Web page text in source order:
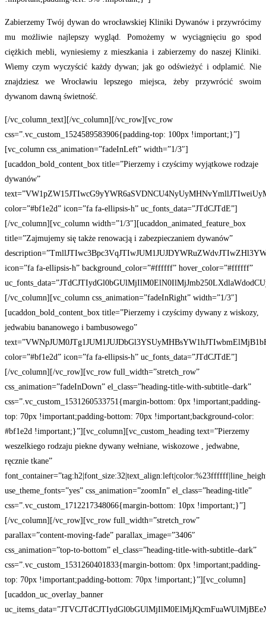
Zabierzemy Twój dywan do wrocławskiej Kliniki Dywanów i przywrócimy
mu możliwie najlepszy wygląd. Pomożemy w wyciągnięciu go spod
ciężkich mebli, wyniesiemy z mieszkania i zabierzemy do naszej Kliniki.
Wiemy czym wyczyścić każdy dywan; jak go odświeżyć i odplamić. Nie
znajdziesz we Wrocławiu lepszego miejsca, żeby przywrócić swoim
dywanom dawną świetność.
[/vc_column_text][/vc_column][/vc_row][vc_row
css=”.vc_custom_1524589583906{padding-top: 100px !important;}”]
[vc_column css_animation=”fadeInLeft” width=”1/3″]
[ucaddon_bold_content_box title=”Pierzemy i czyścimy wyjątkowe rodzaje
dywanów”
color=”#bf1e2d” icon=”fa fa-ellipsis-h” uc_fonts_data=”JTdCJTdE”]
[/vc_column][vc_column width=”1/3″][ucaddon_animated_feature_box
title=”Zajmujemy się także renowacją i zabezpieczaniem dywanów”
icon=”fa fa-ellipsis-h” background_color=”#ffffff” hover_color=”#ffffff”
[/vc_column][vc_column css_animation=”fadeInRight” width=”1/3″]
[ucaddon_bold_content_box title=”Pierzemy i czyścimy dywany z wiskozy,
jedwabiu bananowego i bambusowego”
color=”#bf1e2d” icon=”fa fa-ellipsis-h” uc_fonts_data=”JTdCJTdE”]
[/vc_column][/vc_row][vc_row full_width=”stretch_row”
css_animation=”fadeInDown” el_class=”heading-title-with-subtitle–dark”
css=”.vc_custom_1531260533751{margin-bottom: 0px !important;padding-
top: 70px !important;padding-bottom: 70px !important;background-color:
#bf1e2d !important;}”][vc_column][vc_custom_heading text=”Pierzemy
weszelkiego rodzaju piekne dywany wełniane, wiskozowe , jedwabne,
ręcznie tkane”
use_theme_fonts=”yes” css_animation=”zoomIn” el_class=”heading-title”
css=”.vc_custom_1712217348066{margin-bottom: 10px !important;}”]
[/vc_column][/vc_row][vc_row full_width=”stretch_row”
parallax=”content-moving-fade” parallax_image=”3406″
css_animation=”top-to-bottom” el_class=”heading-title-with-subtitle–dark”
css=”.vc_custom_1531260401833{margin-bottom: 0px !important;padding-
top: 70px !important;padding-bottom: 70px !important;}”][vc_column]
[ucaddon_uc_overlay_banner